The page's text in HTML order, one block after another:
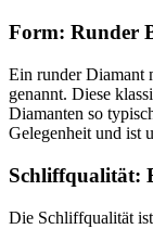
Form: Runder
Ein runder
genannt. Diese
Diamanten so
Gelegenheit und ist
Schliffqualität:
Die Schliffqualität